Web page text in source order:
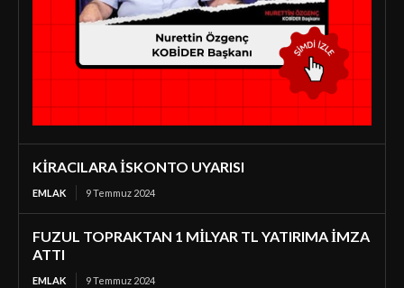
KİRACILARA İSKONTO UYARISI
EMLAK 9 Temmuz 2024
FUZUL TOPRAKTAN 1 MİLYAR TL YATIRIMA İMZA
ATTI
EMLAK 9 Temmuz 2024